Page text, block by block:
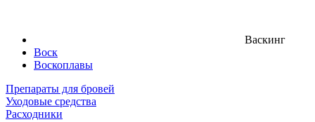
Васкинг
Воск
Воскоплавы
Препараты для бровей
Уходовые средства
Расходники